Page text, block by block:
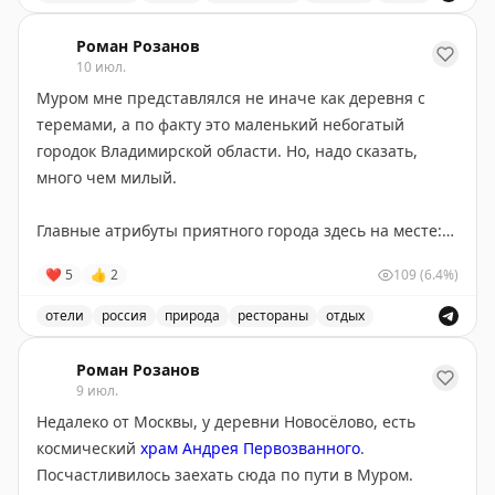
экскурсии. Оплата — по желанию. Мы провели там
909-272-32-38. А вот
.
Я задонатил 5000 этим сумасшедшим людям, и вы
номер. А лучше приезжайте в Муром специально к
ним в гости!
Роман Розанов
10 июл.
Муром мне представлялся не иначе как деревня с
теремами, а по факту это маленький небогатый
городок Владимирской области. Но, надо сказать,
много чем милый.
Главные атрибуты приятного города здесь на месте:
«КлишеКофе»
. И ещё важно — река и теплоходы. Обо
всем этом ещё расскажу.
Муром весь упирается в Оку, на другом берегу
которой уже Нижегородская область. И это ему очень
к лицу. Если б не река — это был бы обычный
третьестепенный городок, а так ему можно простить
и зачуханные порой домики, и пустыри в самом
❤ 5 👍 2 109 (6.4%)
отели россия природа рестораны отдых
Роман Розанов
9 июл.
Недалеко от Москвы, у деревни Новосёлово, есть
космический храм Андрея Первозванного.
Посчастливилось заехать сюда по пути в Муром.